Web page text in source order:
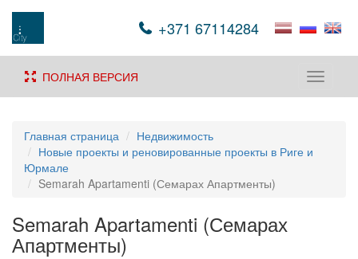
+371 67114284
Toggle
ПОЛНАЯ ВЕРСИЯ
Главная страница
Недвижимость
Новые проекты и реновированные проекты в Риге и
Юрмале
Semarah Apartamenti (Семарах Апартменты)
Semarah Apartamenti (Семарах
Апартменты)